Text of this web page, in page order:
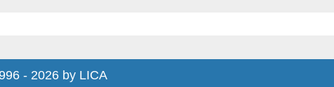
- 2026 by LICA